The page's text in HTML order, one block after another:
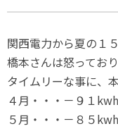
関西電力から夏の１
橋本さんは怒っており
タイムリーな事に、
４月・・・－９１kwh
５月・・・－８５